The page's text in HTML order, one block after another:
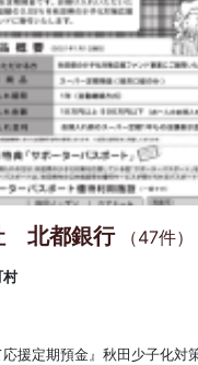
北都銀行 （47件）
村
応援定期預金』秋田少子化対